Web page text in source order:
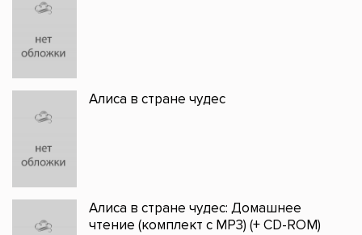
Алиса в стране чудес
Алиса в стране чудес: Домашнее
чтение (комплект с MP3) (+ CD-ROM)